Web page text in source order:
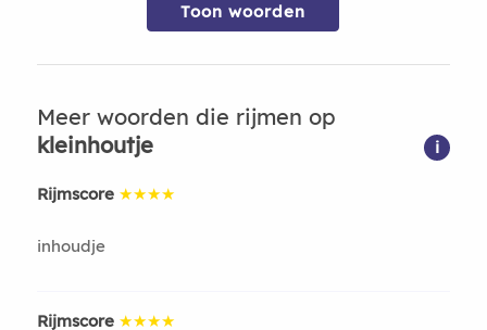
Toon woorden
Meer woorden die rijmen op
kleinhoutje
i
Rijmscore ★★★★
inhoudje
Rijmscore ★★★★